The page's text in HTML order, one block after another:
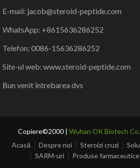
E-mail: jacob@steroid-peptide.com
WhatsApp: +8615636286252
Telefon: 0086-15636286252
Site-ul web: www.steroid-peptide.com
Bun venit întrebarea dvs
Copiere©2000 | Wuhan OK Biotech
Acasă
Despre noi Steroizi cruzi
SARM-uri
Produse farmaceutice